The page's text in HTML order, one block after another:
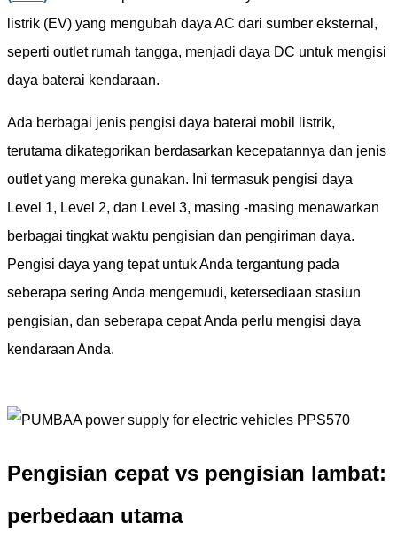
listrik (EV) yang mengubah daya AC dari sumber eksternal,
seperti outlet rumah tangga, menjadi daya DC untuk mengisi
daya baterai kendaraan.
Ada berbagai jenis pengisi daya baterai mobil listrik,
terutama dikategorikan berdasarkan kecepatannya dan jenis
outlet yang mereka gunakan. Ini termasuk pengisi daya
Level 1, Level 2, dan Level 3, masing -masing menawarkan
berbagai tingkat waktu pengisian dan pengiriman daya.
Pengisi daya yang tepat untuk Anda tergantung pada
seberapa sering Anda mengemudi, ketersediaan stasiun
pengisian, dan seberapa cepat Anda perlu mengisi daya
kendaraan Anda.
Pengisian cepat vs pengisian lambat:
perbedaan utama